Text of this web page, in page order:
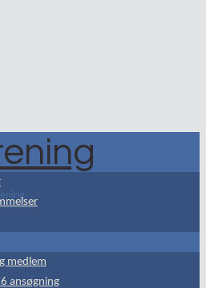
medlem
ansøgning